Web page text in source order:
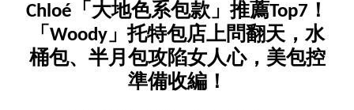
Chloé「大地色系包款」推薦Top7！
「Woody」托特包店上問翻天，水
桶包、半月包攻陷女人心，美包控
準備收編！